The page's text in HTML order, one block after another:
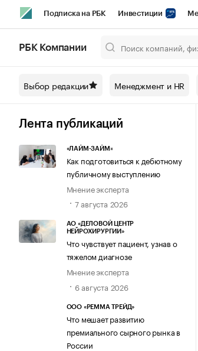
Подписка на РБК Инвестиции
Спецпроекты СПб Конференции СПб
Технологии и медиа
РБК Компании
Выбор редакции Менеджмент и HR
Лента публикаций
«ЛАЙМ-ЗАЙМ»
Как подготовиться к дебютному
публичному выступлению
Мнение эксперта
7 августа 2026
АО «ДЕЛОВОЙ ЦЕНТР
НЕЙРОХИРУРГИИ»
Что чувствует пациент, узнав о
тяжелом диагнозе
Мнение эксперта
6 августа 2026
ООО «РЕММА ТРЕЙД»
Что мешает развитию
премиального сырного рынка в
России